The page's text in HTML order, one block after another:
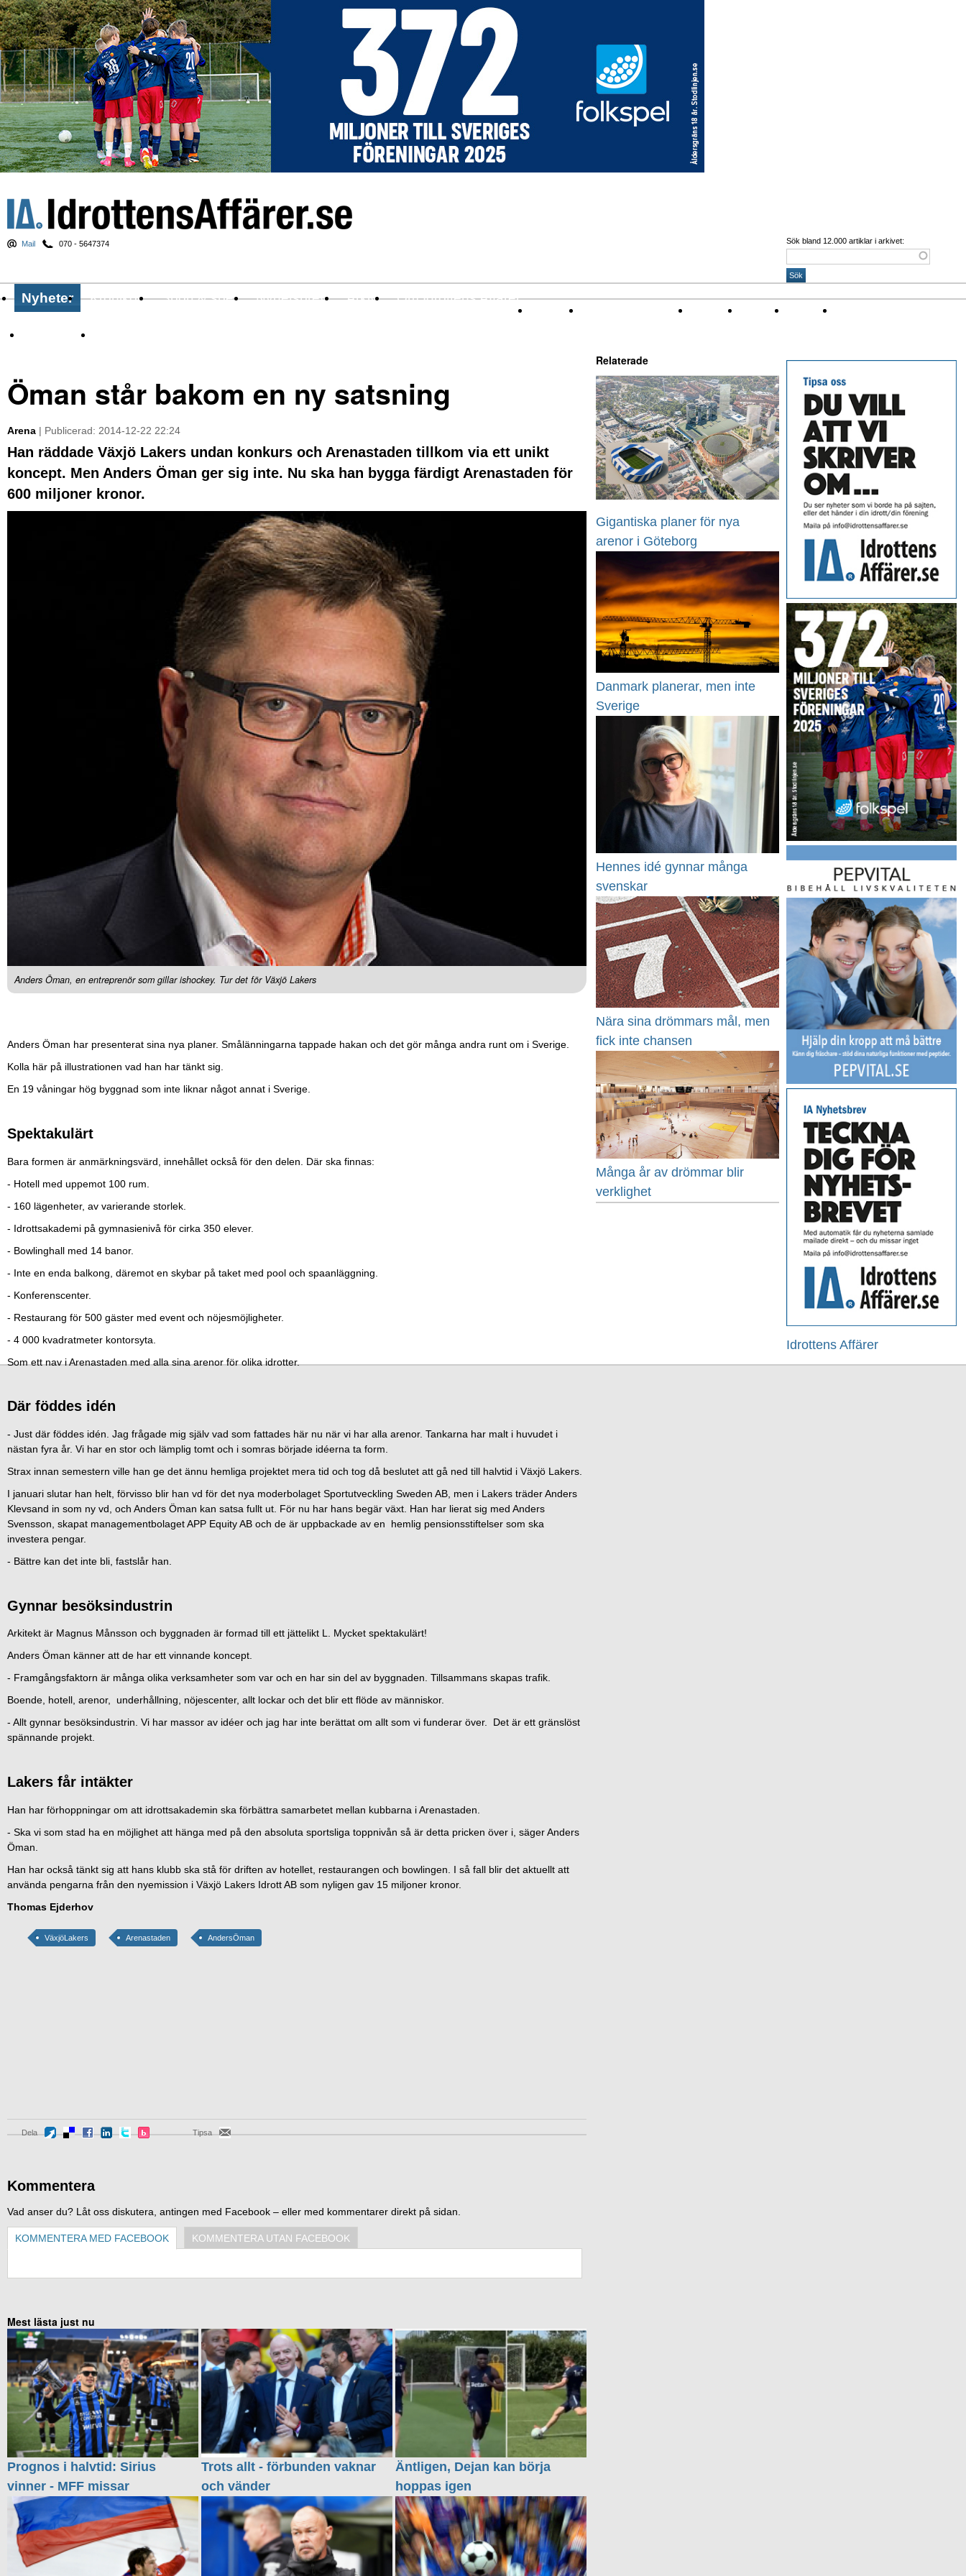
Mail 070 - 5647374 Sök bland 12.000 artiklar i arkivet:
Nyheter Krönikor Sport & spel Nyhetsbrev Arkiv Om Idrottens Affärer
Öman står bakom en ny satsning
Arena | Publicerad: 2014-12-22 22:24
Han räddade Växjö Lakers undan konkurs och Arenastaden tillkom via ett unikt
koncept. Men Anders Öman ger sig inte. Nu ska han bygga färdigt Arenastaden för
600 miljoner kronor.
Anders Öman, en entreprenör som gillar ishockey. Tur det för Växjö Lakers
Anders Öman har presenterat sina nya planer. Smålänningarna tappade hakan och det gör många andra runt om i Sverige.
Kolla här på illustrationen vad han har tänkt sig.
En 19 våningar hög byggnad som inte liknar något annat i Sverige.
Spektakulärt
Bara formen är anmärkningsvärd, innehållet också för den delen. Där ska finnas:
- Hotell med uppemot 100 rum.
- 160 lägenheter, av varierande storlek.
- Idrottsakademi på gymnasienivå för cirka 350 elever.
- Bowlinghall med 14 banor.
- Inte en enda balkong, däremot en skybar på taket med pool och spaanläggning.
- Konferenscenter.
- Restaurang för 500 gäster med event och nöjesmöjligheter.
- 4 000 kvadratmeter kontorsyta.
Som ett nav i Arenastaden med alla sina arenor för olika idrotter.
Där föddes idén
- Just där föddes idén. Jag frågade mig själv vad som fattades här nu när vi har alla arenor. Tankarna har malt i huvudet i
nästan fyra år. Vi har en stor och lämplig tomt och i somras började idéerna ta form.
Strax innan semestern ville han ge det ännu hemliga projektet mera tid och tog då beslutet att gå ned till halvtid i Växjö Lakers.
I januari slutar han helt, förvisso blir han vd för det nya moderbolaget Sportutveckling Sweden AB, men i Lakers träder Anders
Klevsand in som ny vd, och Anders Öman kan satsa fullt ut. För nu har hans begär växt. Han har lierat sig med Anders
Svensson, skapat managementbolaget APP Equity AB och de är uppbackade av en hemlig pensionsstiftelser som ska
investera pengar.
- Bättre kan det inte bli, fastslår han.
Gynnar besöksindustrin
Arkitekt är Magnus Månsson och byggnaden är formad till ett jättelikt L. Mycket spektakulärt!
Anders Öman känner att de har ett vinnande koncept.
- Framgångsfaktorn är många olika verksamheter som var och en har sin del av byggnaden. Tillsammans skapas trafik.
Boende, hotell, arenor, underhållning, nöjescenter, allt lockar och det blir ett flöde av människor.
- Allt gynnar besöksindustrin. Vi har massor av idéer och jag har inte berättat om allt som vi funderar över. Det är ett gränslöst
spännande projekt.
Lakers får intäkter
Han har förhoppningar om att idrottsakademin ska förbättra samarbetet mellan kubbarna i Arenastaden.
- Ska vi som stad ha en möjlighet att hänga med på den absoluta sportsliga toppnivån så är detta pricken över i, säger Anders
Öman.
Han har också tänkt sig att hans klubb ska stå för driften av hotellet, restaurangen och bowlingen. I så fall blir det aktuellt att
använda pengarna från den nyemission i Växjö Lakers Idrott AB som nyligen gav 15 miljoner kronor.
Thomas Ejderhov
VäxjöLakers Arenastaden AndersÖman
Dela Tipsa
Kommentera
Vad anser du? Låt oss diskutera, antingen med Facebook – eller med kommentarer direkt på sidan.
KOMMENTERA MED FACEBOOK KOMMENTERA UTAN FACEBOOK
Mest lästa just nu
Prognos i halvtid: Sirius
vinner - MFF missar
Trots allt - förbunden vaknar
och vänder
Äntligen, Dejan kan börja
hoppas igen
Idrottens Affärer
Relaterade
Gigantiska planer för nya
arenor i Göteborg
Danmark planerar, men inte
Sverige
Hennes idé gynnar många
svenskar
Nära sina drömmars mål, men
fick inte chansen
Många år av drömmar blir
verklighet